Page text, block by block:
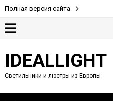
Полная версия сайта
Партнерам
IDEALLIGHT
Светильники и люстры из Европы